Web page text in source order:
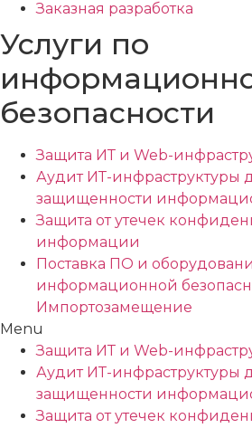
Заказная разработка
Услуги по
безопасности
Защита ИТ и Web-
Аудит ИТ-инфраструктуры
защищенности
Защита от утечек
информации
Поставка ПО и
информационной
Импортозамещение
Menu
Защита ИТ и Web-
Аудит ИТ-инфраструктуры
защищенности
Защита от утечек